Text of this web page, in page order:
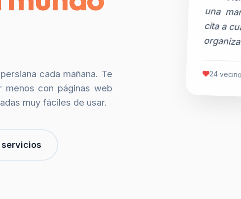
cada mañana. Te
menos con páginas web
muy fáciles de usar.
servicios
24